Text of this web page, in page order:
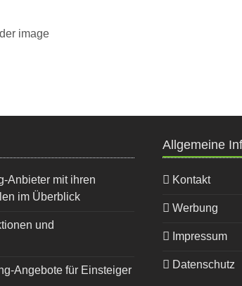
Anbieter mit ihren
im Überblick
und
Angebote für Einsteiger
Allgemeine
Kontakt
Werbung
Impressum
Datenschutz